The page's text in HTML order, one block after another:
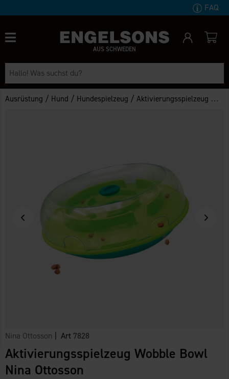
FAQ
AUS SCHWEDEN
Ausrüstung / Hund / Hundespielzeug /Aktivierungsspielzeug Wobble Bowl Nina Ottosson
Nina Ottosson | Art 7828
Aktivierungsspielzeug Wobble Bowl
Nina Ottosson